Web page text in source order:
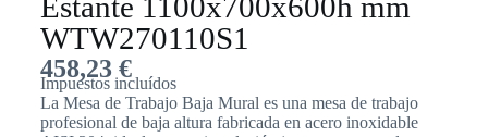
WTW270110S1
458,23 €
Impuestos incluídos
La Mesa de Trabajo Baja Mural es una mesa de trabajo
profesional de baja altura fabricada en acero inoxidable